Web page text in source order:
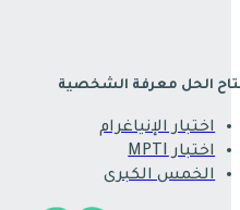
الحل معرفة الشخصية
اختبار الإنياغرام
اختبار MPTI
الخمس الكبرى